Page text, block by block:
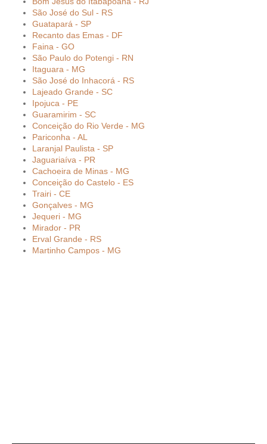
São José do Sul - RS
Guatapará - SP
Recanto das Emas - DF
Faina - GO
São Paulo do Potengi - RN
Itaguara - MG
São José do Inhacorá - RS
Lajeado Grande - SC
Ipojuca - PE
Guaramirim - SC
Conceição do Rio Verde - MG
Pariconha - AL
Laranjal Paulista - SP
Jaguariaíva - PR
Cachoeira de Minas - MG
Conceição do Castelo - ES
Trairi - CE
Gonçalves - MG
Jequeri - MG
Mirador - PR
Erval Grande - RS
Martinho Campos - MG